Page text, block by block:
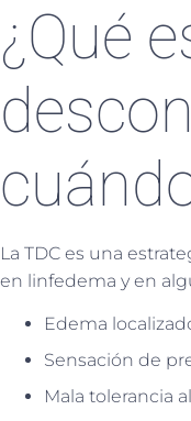
¿Qué
La TDC es una
en linfedema y en
Edema
Sensación de
Mala tolerancia